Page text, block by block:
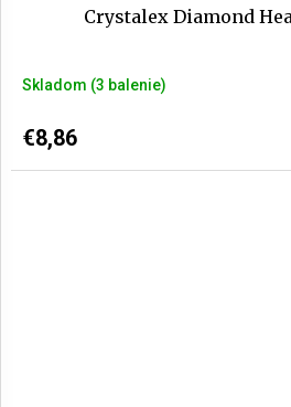
Crystalex Diamond
Skladom (3 balenie)
€8,86